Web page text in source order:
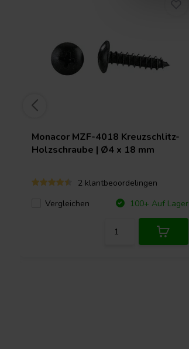
Monacor MZF-4018 Kreuzschlitz-
Holzschraube | Ø4 x 18 mm
2 klantbeoordelingen
Vergleichen
100+ Auf Lager